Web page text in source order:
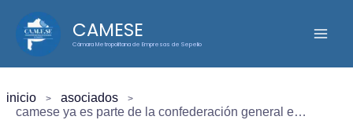
contenido
CAMESE
Cámara Metropolitana de Empresas de Sepelio
inicio
asociados
camese ya es parte de la confederación general empresaria de la república argentina (cgera)